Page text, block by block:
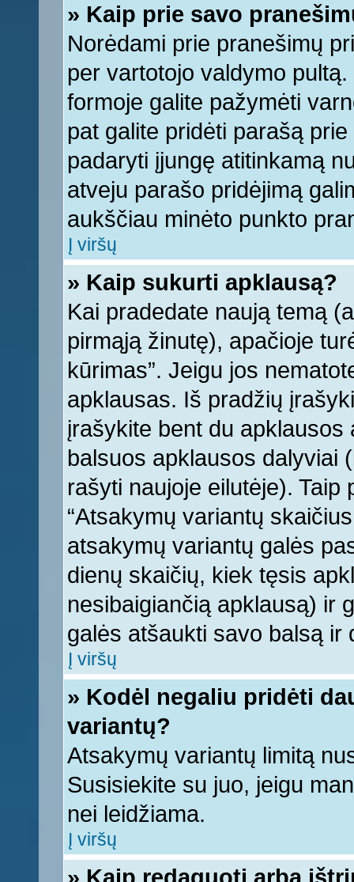
» Kaip prie savo
Norėdami prie pranešimų
per vartotojo valdymo
formoje galite pažymėti
pat galite pridėti parašą
padaryti įjungę atitinkamą
atveju parašo pridėjimą
aukščiau minėto punkto
Į viršų
» Kaip sukurti apklausą?
Kai pradedate naują temą
pirmąją žinutę), apačioje
kūrimas”. Jeigu jos
apklausas. Iš pradžių
įrašykite bent du
balsuos apklausos dalyviai
rašyti naujoje eilutėje).
“Atsakymų variantų
atsakymų variantų galės
dienų skaičių, kiek tęsis
nesibaigiančią apklausą) ir
galės atšaukti savo balsą ir
Į viršų
» Kodėl negaliu pridėti
variantų?
Atsakymų variantų limitą
Susisiekite su juo, jeigu
nei leidžiama.
Į viršų